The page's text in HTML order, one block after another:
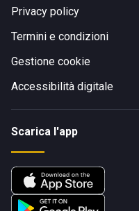
Privacy policy
Termini e condizioni
Gestione cookie
Accessibilità digitale
Scarica l'app